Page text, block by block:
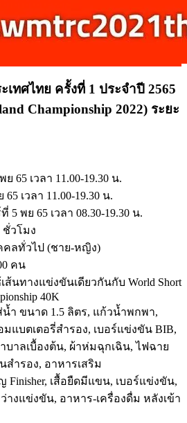
เทศไทย ครั้งที่ 1 ประจำปี 2565
Championship 2022) ระยะ
65 เวลา 11.00-19.30 น.
เวลา 11.00-19.30 น.
5 พย 65 เวลา 08.30-19.30 น.
ชั่วโมง
คลทั่วไป (ชาย-หญิง)
คน
ส้นทางแข่งขันเดียวกันกับ World Short
40K
ำ ขนาด 1.5 ลิตร, แก้วน้ำพกพา,
แบตเตอรี่สำรอง, เบอร์แข่งขัน BIB,
าลเบื้องต้น, ผ้าห่มฉุกเฉิน, ไฟฉาย
ำรอง, อาหารเสริม
Finisher, เสื้อยืดมีแขน, เบอร์แข่งขัน,
างแข่งขัน, อาหาร-เครื่องดื่ม หลังเข้า